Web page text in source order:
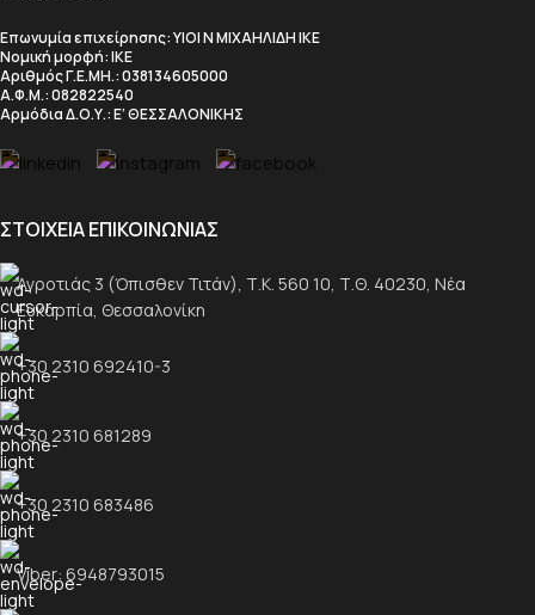
Επωνυμία επιχείρησης: ΥΙΟΙ Ν ΜΙΧΑΗΛΙΔΗ ΙΚΕ
Νομική μορφή: ΙΚΕ
Αριθμός Γ.Ε.ΜΗ.: 038134605000
Α.Φ.Μ.: 082822540
Αρμόδια Δ.Ο.Υ.: Ε’ ΘΕΣΣΑΛΟΝΙΚΗΣ
ΣΤΟΙΧΕΙΑ ΕΠΙΚΟΙΝΩΝΙΑΣ
Αγροτιάς 3 (Όπισθεν Τιτάν), Τ.Κ. 560 10, Τ.Θ. 40230, Νέα
Ευκαρπία, Θεσσαλονίκη
+30 2310 692410-3
+30 2310 681289
+30 2310 683486
Viber: 6948793015